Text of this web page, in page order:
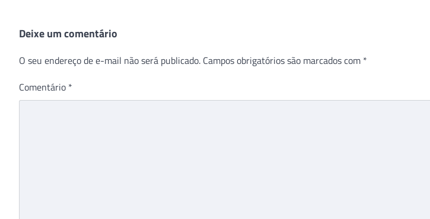
Deixe um comentário
O seu endereço de e-mail não será publicado. Campos obrigatórios são marcados com *
Comentário *